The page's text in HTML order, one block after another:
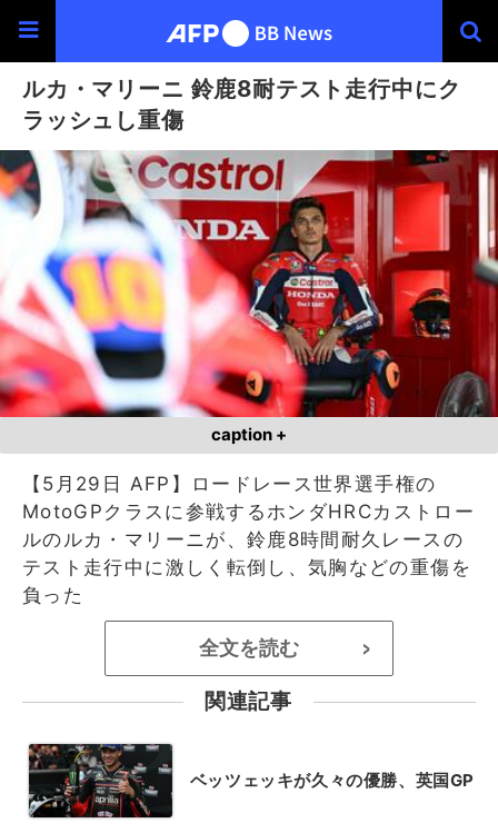
ルカ・マリーニ 鈴鹿8耐テスト走行中にク
ラッシュし重傷
caption +
【5月29日 AFP】ロードレース世界選手権の
MotoGPクラスに参戦するホンダHRCカストロー
ルのルカ・マリーニが、鈴鹿8時間耐久レースの
テスト走行中に激しく転倒し、気胸などの重傷を
負った
全文を読む >
関連記事
ベッツェッキが久々の優勝、英国GP